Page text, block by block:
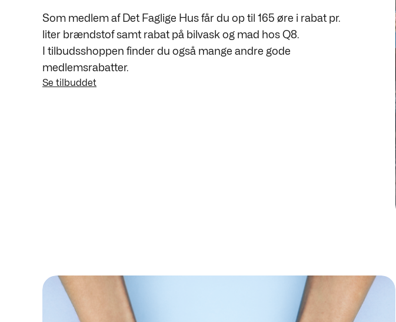
Som medlem af Det Faglige Hus får du op til 165 øre i rabat pr.
liter brændstof samt rabat på bilvask og mad hos Q8.
I tilbudsshoppen finder du også mange andre gode
medlemsrabatter.
Se tilbuddet